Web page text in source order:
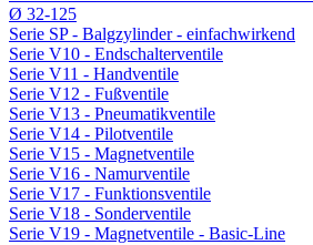
Ø 32-125
Serie SP - Balgzylinder - einfachwirkend
Serie V10 - Endschalterventile
Serie V11 - Handventile
Serie V12 - Fußventile
Serie V13 - Pneumatikventile
Serie V14 - Pilotventile
Serie V15 - Magnetventile
Serie V16 - Namurventile
Serie V17 - Funktionsventile
Serie V18 - Sonderventile
Serie V19 - Magnetventile - Basic-Line